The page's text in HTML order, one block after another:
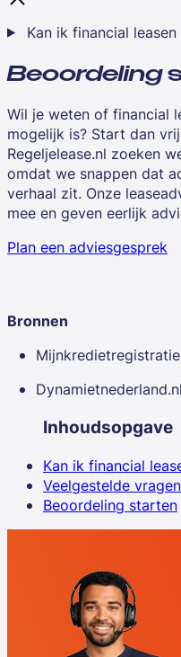
Kan ik financial
Beoordeling
Wil je weten of financial
mogelijk is? Start dan
Regeljelease.nl zoeken
omdat we snappen dat
verhaal zit. Onze
mee en geven eerlijk
Plan een adviesgesprek
Bronnen
Dynamietnederland.nl
Inhoudsopgave
Kan ik financial
Veelgestelde vragen
Beoordeling starten